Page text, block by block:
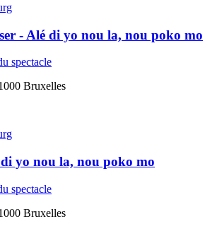
- Alé di yo nou la, nou poko mo
spectacle
Bruxelles
di yo nou la, nou poko mo
spectacle
Bruxelles